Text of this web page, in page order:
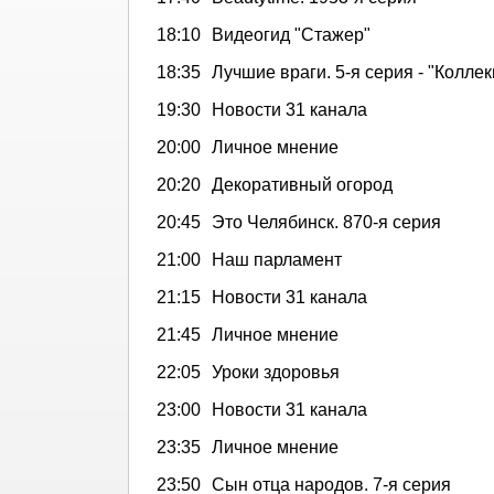
18:10
Видеогид "Стажер"
18:35 Лучшие враги. 5-я серия -
19:30
Новости 31 канала
20:00 Личное мнение
20:20 Декоративный огород
20:45
Это Челябинск. 870-я серия
21:00
Наш парламент
21:15
Новости 31 канала
21:45 Личное мнение
22:05 Уроки здоровья
23:00
Новости 31 канала
23:35 Личное мнение
23:50 Сын отца народов. 7-я серия